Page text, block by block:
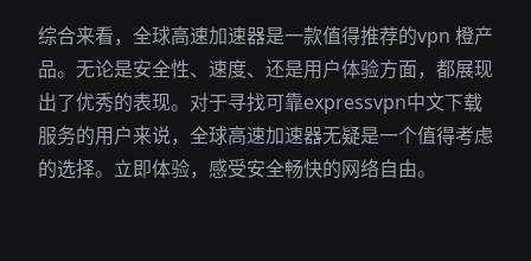
综合来看，全球高速加速器是一款值得推荐的vpn 橙产
品。无论是安全性、速度、还是用户体验方面，都展现
出了优秀的表现。对于寻找可靠expressvpn中文下载
服务的用户来说，全球高速加速器无疑是一个值得考虑
的选择。立即体验，感受安全畅快的网络自由。